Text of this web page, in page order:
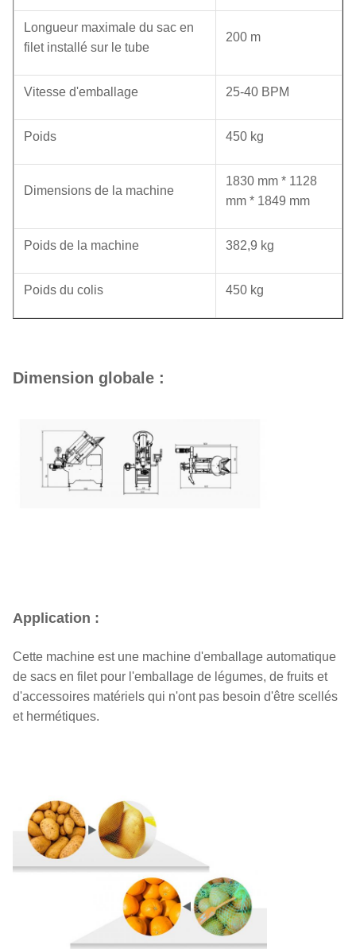
Longueur maximale du sac en
filet installé sur le tube
200 m
Vitesse d'emballage 25-40 BPM
Poids 450 kg
Dimensions de la machine
1830 mm * 1128
mm * 1849 mm
Poids de la machine 382,9 kg
Poids du colis 450 kg
Dimension globale :
Application :
Cette machine est une machine d'emballage automatique
de sacs en filet pour l'emballage de légumes, de fruits et
d'accessoires matériels qui n'ont pas besoin d'être scellés
et hermétiques.